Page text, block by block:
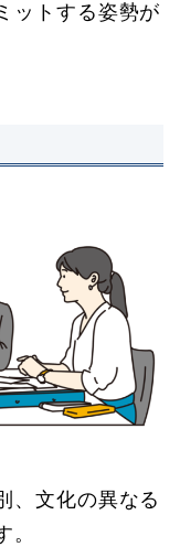
ットする姿勢が
、文化の異なる
。